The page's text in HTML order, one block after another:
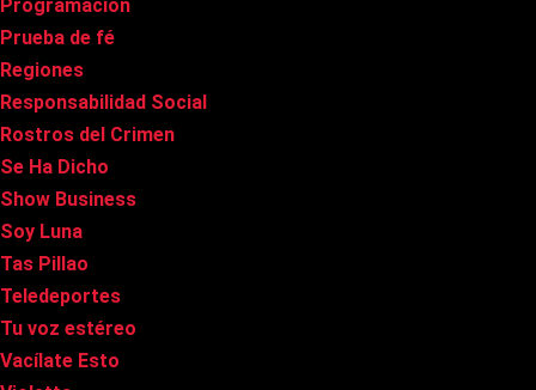
Programacion
Prueba de fé
Regiones
Responsabilidad Social
Rostros del Crimen
Se Ha Dicho
Show Business
Soy Luna
Tas Pillao
Teledeportes
Tu voz estéreo
Vacílate Esto